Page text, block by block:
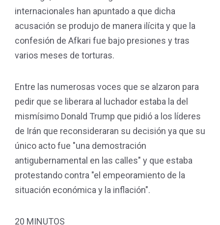
internacionales han apuntado a que dicha
acusación se produjo de manera ilícita y que la
confesión de Afkari fue bajo presiones y tras
varios meses de torturas.
Entre las numerosas voces que se alzaron para
pedir que se liberara al luchador estaba la del
mismísimo Donald Trump que pidió a los líderes
de Irán que reconsideraran su decisión ya que su
único acto fue "una demostración
antigubernamental en las calles" y que estaba
protestando contra "el empeoramiento de la
situación económica y la inflación".
20 MINUTOS